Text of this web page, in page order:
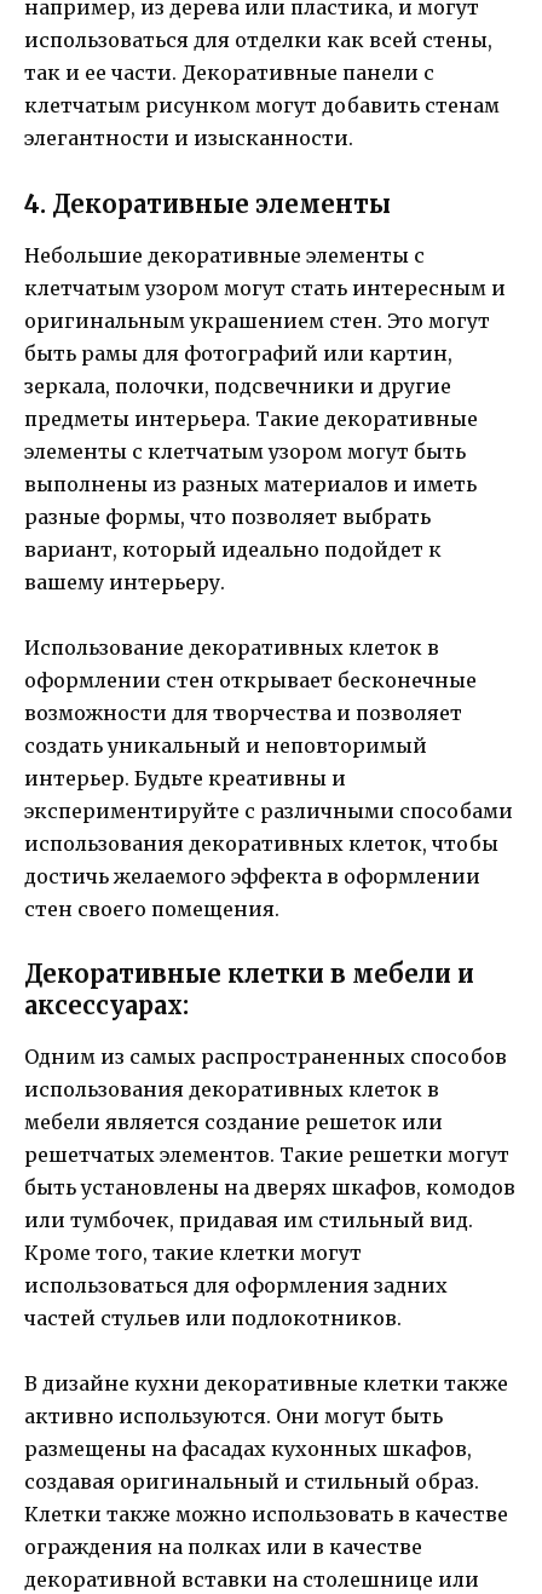
например, из дерева или пластика, и могут
использоваться для отделки как всей стены,
так и ее части. Декоративные панели с
клетчатым рисунком могут добавить стенам
элегантности и изысканности.
4. Декоративные элементы
Небольшие декоративные элементы с
клетчатым узором могут стать интересным и
оригинальным украшением стен. Это могут
быть рамы для фотографий или картин,
зеркала, полочки, подсвечники и другие
предметы интерьера. Такие декоративные
элементы с клетчатым узором могут быть
выполнены из разных материалов и иметь
разные формы, что позволяет выбрать
вариант, который идеально подойдет к
вашему интерьеру.
Использование декоративных клеток в
оформлении стен открывает бесконечные
возможности для творчества и позволяет
создать уникальный и неповторимый
интерьер. Будьте креативны и
экспериментируйте с различными способами
использования декоративных клеток, чтобы
достичь желаемого эффекта в оформлении
стен своего помещения.
Декоративные клетки в мебели и
аксессуарах:
Одним из самых распространенных способов
использования декоративных клеток в
мебели является создание решеток или
решетчатых элементов. Такие решетки могут
быть установлены на дверях шкафов, комодов
или тумбочек, придавая им стильный вид.
Кроме того, такие клетки могут
использоваться для оформления задних
частей стульев или подлокотников.
В дизайне кухни декоративные клетки также
активно используются. Они могут быть
размещены на фасадах кухонных шкафов,
создавая оригинальный и стильный образ.
Клетки также можно использовать в качестве
ограждения на полках или в качестве
декоративной вставки на столешнице или